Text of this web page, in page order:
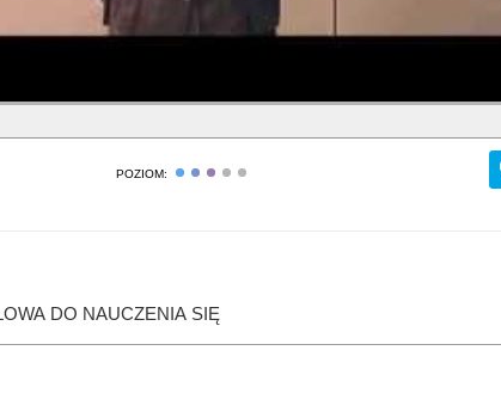
POZIOM:
DO NAUCZENIA SIĘ